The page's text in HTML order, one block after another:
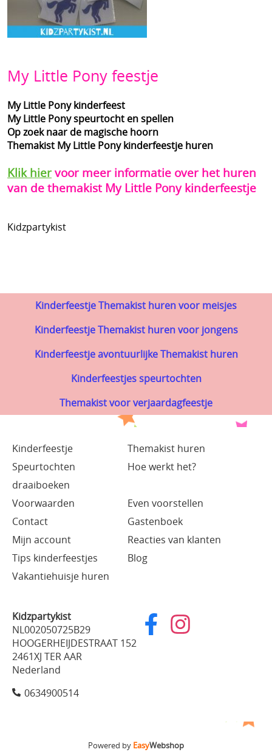
Mijn account
Reacties van klanten
Tips kinderfeestjes
Blog
Vakantiehuisje huren
Kinderfeestje Themakist huren voor meisjes
Kinderfeestje Themakist huren voor jongens
Kinderfeestje avontuurlijke Themakist huren
Kinderfeestjes speurtochten
Themakist voor verjaardagfeestje
My Little Pony feestje
My Little Pony kinderfeest
My Little Pony speurtocht en spellen
Op zoek naar de magische hoorn
Themakist My Little Pony kinderfeestje huren
Klik hiervoor meer informatie over het huren
van de themakist My Little Pony kinderfeestje
Kidzpartykist
Kinderfeestje
Themakist huren
Speurtochten
draaiboeken
Hoe werkt het?
Voorwaarden
Even voorstellen
Contact
Gastenboek
Mijn account
Reacties van klanten
Tips kinderfeestjes
Blog
Vakantiehuisje huren
Kidzpartykist
NL002050725B29
HOOGERHEIJDESTRAAT 152
2461XJ TER AAR
Nederland
0634900514
Powered by EasyWebshop